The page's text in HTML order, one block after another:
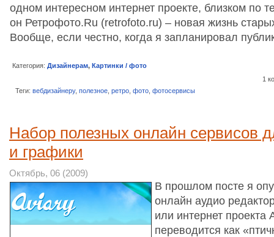
одном интересном интернет проекте, близком по
он Ретрофото.Ru (retrofoto.ru) – новая жизнь
Вообще, если честно, когда я запланировал
Категория: Дизайнерам, Картинки / фото
1
Теги: вебдизайнеру, полезное ретро фото фотосервисы
Набор полезных онлайн сервисов
и графики
Октябрь, 06 (2009)
В прошлом посте я
онлайн аудио
или интернет проекта
переводится как